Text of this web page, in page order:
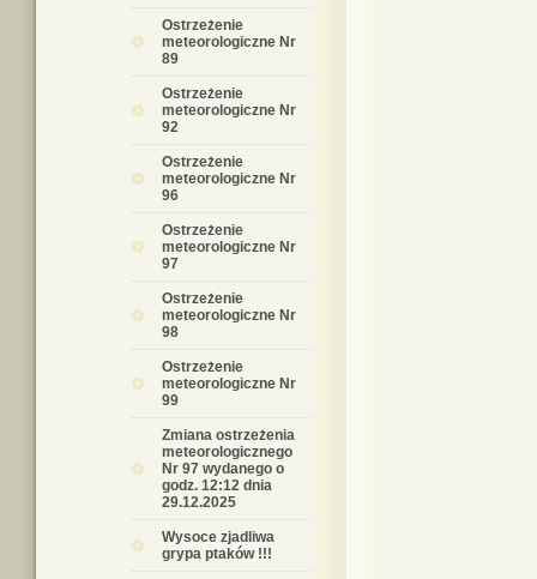
Ostrzeżenie
meteorologiczne Nr
89
Ostrzeżenie
meteorologiczne Nr
92
Ostrzeżenie
meteorologiczne Nr
96
Ostrzeżenie
meteorologiczne Nr
97
Ostrzeżenie
meteorologiczne Nr
98
Ostrzeżenie
meteorologiczne Nr
99
Zmiana ostrzeżenia
meteorologicznego
Nr 97 wydanego o
godz. 12:12 dnia
29.12.2025
Wysoce zjadliwa
grypa ptaków !!!